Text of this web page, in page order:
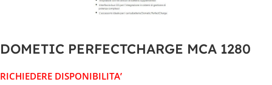
DOMETIC PERFECTCHARGE MCA 1280
RICHIEDERE DISPONIBILITA’